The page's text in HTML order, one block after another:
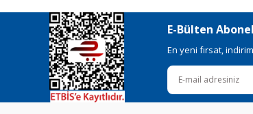
E-Bülten
En yeni fırsat,